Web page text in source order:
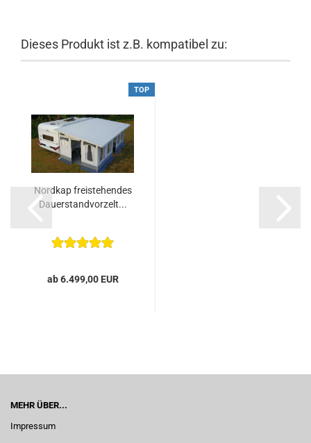
Dieses Produkt ist z.B. kompatibel zu:
TOP
Nordkap freistehendes
Dauerstandvorzelt...
ab 6.499,00 EUR
MEHR ÜBER...
Impressum